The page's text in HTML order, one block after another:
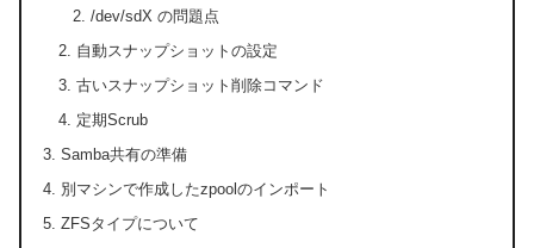
/dev/sdX の問題点
自動スナップショットの設定
古いスナップショット削除コマンド
定期Scrub
Samba共有の準備
別マシンで作成したzpoolのインポート
ZFSタイプについて